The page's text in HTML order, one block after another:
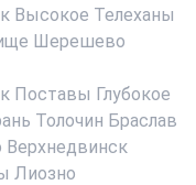
Высокое Телеханы
Шерешево
Поставы Глубокое
Толочин Браслав
Верхнедвинск
Лиозно